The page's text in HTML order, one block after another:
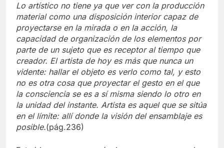
Lo artístico no tiene ya que ver con la producción
material como una disposición interior capaz de
proyectarse en la mirada o en la acción, la
capacidad de organización de los elementos por
parte de un sujeto que es receptor al tiempo que
creador. El artista de hoy es más que nunca un
vidente: hallar el objeto es verlo como tal, y esto
no es otra cosa que proyectar el gesto en el que
la consciencia se es a sí misma siendo lo otro en
la unidad del instante. Artista es aquel que se sitúa
en el límite: allí donde la visión del ensamblaje es
posible.(pág.236)